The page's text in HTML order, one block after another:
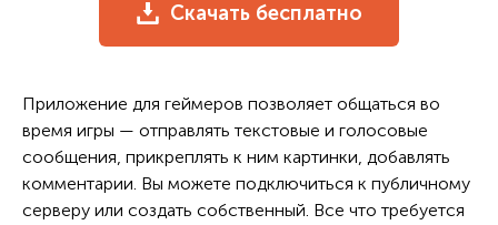
Скачать бесплатно
Приложение для геймеров позволяет общаться во
время игры — отправлять текстовые и голосовые
сообщения, прикреплять к ним картинки, добавлять
комментарии. Вы можете подключиться к публичному
серверу или создать собственный. Все что требуется